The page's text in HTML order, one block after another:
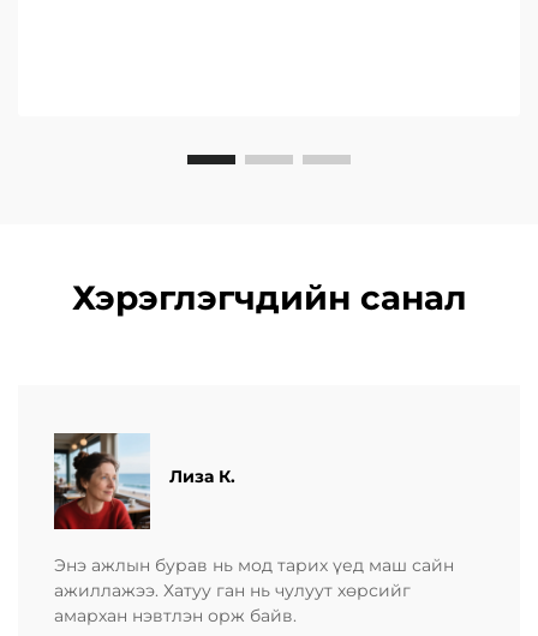
Хэрэглэгчдийн санал
​​Лиза К.
Энэ ажлын бурав нь мод тарих үед маш сайн
ажиллажээ. Хатуу ган нь чулуут хөрсийг
амархан нэвтлэн орж байв.